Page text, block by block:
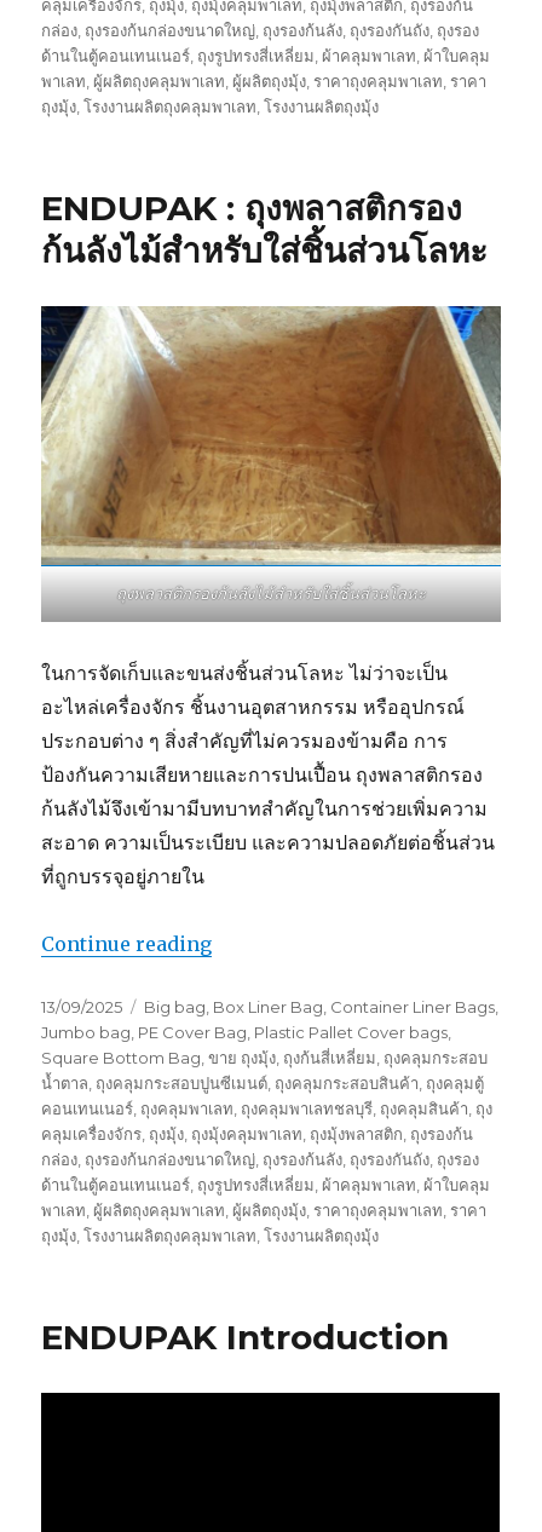
คลุมเครื่องจักร, ถุงมุ้ง, ถุงมุ้งคลุมพาเลท, ถุงมุ้งพลาสติก, ถุงรองก้น
กล่อง, ถุงรองก้นกล่องขนาดใหญ่, ถุงรองก้นลัง, ถุงรองกันถัง, ถุงรอง
ด้านในตู้คอนเทนเนอร์, ถุงรูปทรงสี่เหลี่ยม, ผ้าคลุมพาเลท, ผ้าใบคลุม
พาเลท, ผู้ผลิตถุงคลุมพาเลท, ผู้ผลิตถุงมุ้ง,ราคาถุงคลุมพาเลท,ราคา
ถุงมุ้ง,โรงงานผลิตถุงคลุมพาเลท,โรงงานผลิตถุงมุ้ง
ENDUPAK : ถุงพลาสติกรอง
ก้นลังไม้สำหรับใส่ชิ้นส่วนโลหะ
ถุงพลาสติกรองก้นลังไม้สำหรับใส่ชิ้นส่วนโลหะ
ในการจัดเก็บและขนส่งชิ้นส่วนโลหะ ไม่ว่าจะเป็น
อะไหล่เครื่องจักร ชิ้นงานอุตสาหกรรม หรืออุปกรณ์
ประกอบต่าง ๆ สิ่งสำคัญที่ไม่ควรมองข้ามคือ การ
ป้องกันความเสียหายและการปนเปื้อน ถุงพลาสติกรอง
ก้นลังไม้จึงเข้ามามีบทบาทสำคัญในการช่วยเพิ่มความ
สะอาด ความเป็นระเบียบ และความปลอดภัยต่อชิ้นส่วน
ที่ถูกบรรจุอยู่ภายใน
Continue reading“ENDUPAK : ถุงพลาสติกรองก้นลังไม้
Posted
on
13/09/2025 Tags
Big bag Box Liner Bag Container Liner Bags
Jumbo bag PE Cover Bag Plastic Pallet Cover bags
Square Bottom Bag ,ขาย ถุงมุ้ง ถุงก้นสี่เหลี่ยม ถุงคลุมกระสอบ
น้ำตาล ถุงคลุมกระสอบปูนซีเมนต์ ถุงคลุมกระสอบสินค้า ถุงคลุมตู้
คอนเทนเนอร์ ถุงคลุมพาเลท ถุงคลุมพาเลทชลบุรี ถุงคลุมสินค้า ถุง
คลุมเครื่องจักร ถุงมุ้ง ถุงมุ้งคลุมพาเลท ถุงมุ้งพลาสติก ถุงรองก้น
กล่อง ถุงรองก้นกล่องขนาดใหญ่ ถุงรองก้นลัง ถุงรองกันถัง ถุงรอง
ด้านในตู้คอนเทนเนอร์ ถุงรูปทรงสี่เหลี่ยม ผ้าคลุมพาเลท ผ้าใบคลุม
พาเลท ผู้ผลิตถุงคลุมพาเลท ผู้ผลิตถุงมุ้ง ,ราคาถุงคลุมพาเลท ,ราคา
ถุงมุ้ง ,โรงงานผลิตถุงคลุมพาเลท ,โรงงานผลิตถุงมุ้ง
ENDUPAK Introduction